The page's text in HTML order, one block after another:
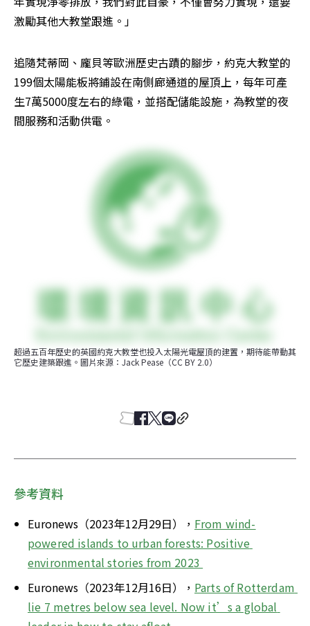
激勵其他大教堂跟進。」
追隨梵蒂岡、龐貝等歐洲歷史古蹟的腳步，約克大教堂的
199個太陽能板將鋪設在南側廊通道的屋頂上，每年可產
生7萬5000度左右的綠電，並搭配儲能設施，為教堂的夜
間服務和活動供電。
超過五百年歷史的英國約克大教堂也投入太陽光電屋頂的建置，期待能帶動其
它歷史建築跟進。圖片來源：Jack Pease（CC BY 2.0）
參考資料
Euronews（2023年12月29日）， From wind-
powered islands to urban forests: Positive
environmental stories from 2023
Euronews（2023年12月16日）， Parts of Rotterdam
lie 7 metres below sea level. Now it’s a global